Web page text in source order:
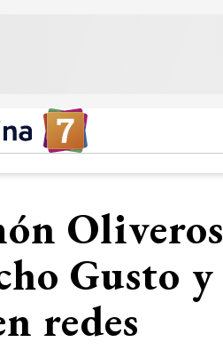
Oliveros
Gusto y
redes